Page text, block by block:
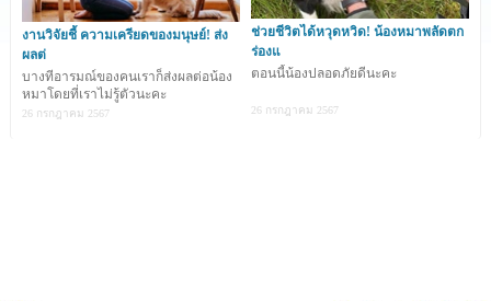
Ipswich Town ที่บาร์ริมน้ำ
เมื่อกุนซือของทีมเห็นก็กังวลว่าจะมีคนสะดุดล้ม Teddy จึง
ตัดสินใจเดินลงมาหา และนั่นก็เป็นตอนที่ Harry Clarke กอง
งานวิจัยชี้ ความเครียดของมนุษย์! ส่ง
ผลต่
บางทีอารมณ์ของคนเราก็ส่งผลต่อน้อง
หมาโดยที่เราไม่รู้ตัวนะคะ
26 กรกฎาคม 2567
ช่วยชีวิตได้หวุดหวิด! น้องหมาพลัดตก
ร่องแ
ตอนนี้น้องปลอดภัยดีนะคะ
26 กรกฎาคม 2567